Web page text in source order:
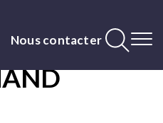
Nous contacter